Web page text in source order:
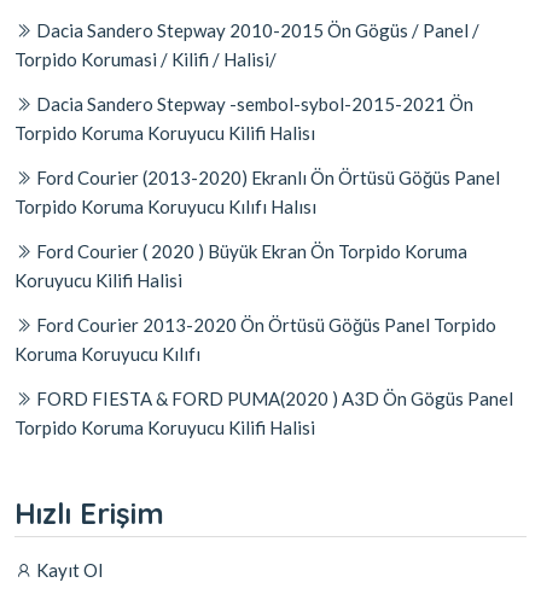
Dacia Sandero Stepway 2010-2015 Ön Gögüs / Panel /
Torpido Korumasi / Kilifi / Halisi/
Dacia Sandero Stepway -sembol-sybol-2015-2021 Ön
Torpido Koruma Koruyucu Kilifi Halisı
Ford Courier (2013-2020) Ekranlı Ön Örtüsü Göğüs Panel
Torpido Koruma Koruyucu Kılıfı Halısı
Ford Courier ( 2020 ) Büyük Ekran Ön Torpido Koruma
Koruyucu Kilifi Halisi
Ford Courier 2013-2020 Ön Örtüsü Göğüs Panel Torpido
Koruma Koruyucu Kılıfı
FORD FIESTA & FORD PUMA(2020 ) A3D Ön Gögüs Panel
Torpido Koruma Koruyucu Kilifi Halisi
Hızlı Erişim
Kayıt Ol